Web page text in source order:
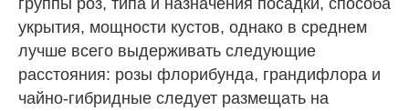
укрытия, мощности кустов, однако в среднем
лучше всего выдерживать следующие
расстояния: розы флорибунда, грандифлора и
чайно-гибридные следует размещать на